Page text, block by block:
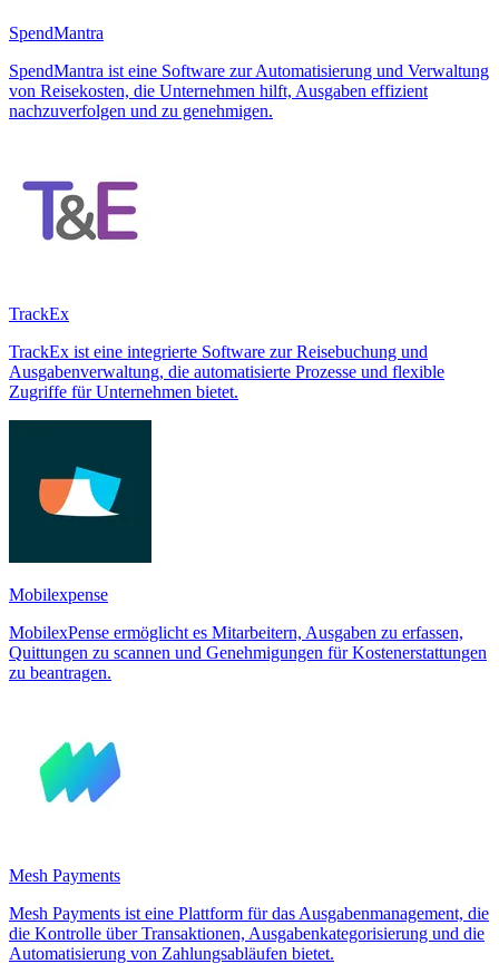
SpendMantra
SpendMantra ist eine Software zur Automatisierung und Verwaltung
von Reisekosten, die Unternehmen hilft, Ausgaben effizient
nachzuverfolgen und zu genehmigen.
TrackEx
TrackEx ist eine integrierte Software zur Reisebuchung und
Ausgabenverwaltung, die automatisierte Prozesse und flexible
Zugriffe für Unternehmen bietet.
Mobilexpense
MobilexPense ermöglicht es Mitarbeitern, Ausgaben zu erfassen,
Quittungen zu scannen und Genehmigungen für Kostenerstattungen
zu beantragen.
Mesh Payments
Mesh Payments ist eine Plattform für das Ausgabenmanagement, die
die Kontrolle über Transaktionen, Ausgabenkategorisierung und die
Automatisierung von Zahlungsabläufen bietet.